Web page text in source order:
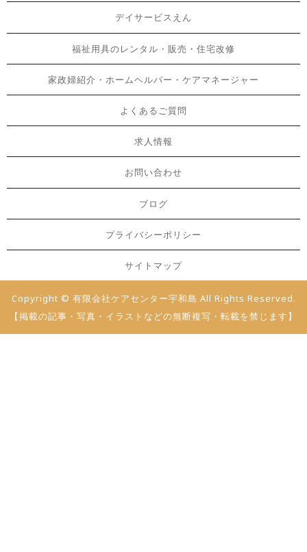
デイサービスえん
福祉用具のレンタル・販売・住宅改修
家政婦紹介・ホームヘルパー・ケアマネージャー
よくあるご質問
求人情報
お問い合わせ
ブログ
プライバシーポリシー
サイトマップ
Copyright © 有限会社ケアセンター宇和島 All Rights Reserved.
【掲載の記事・写真・イラストなどの無断複写・転載を禁じます】